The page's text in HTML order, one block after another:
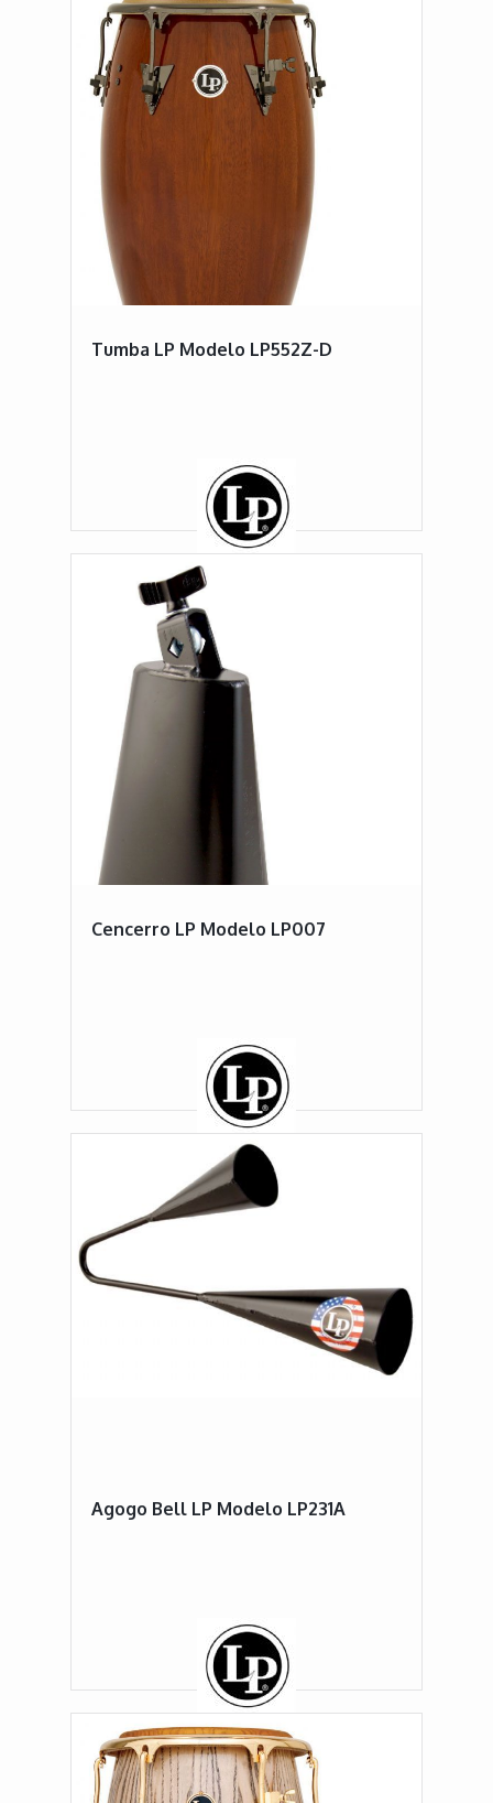
Tumba LP Modelo LP552Z-D
Cencerro LP Modelo LP007
Agogo Bell LP Modelo LP231A